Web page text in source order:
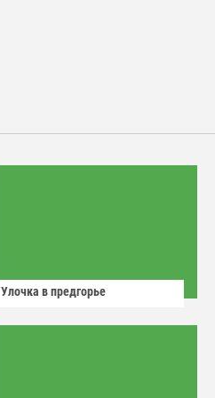
Улочка в предгорье